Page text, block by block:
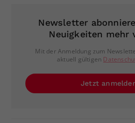
Newsletter
Neuigkeiten mehr
Mit der Anmeldung zum
aktuell gültigen
Jetzt